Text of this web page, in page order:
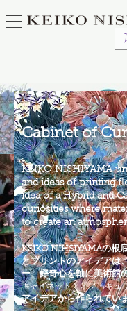
Cabinet of
KEIKO NISHIYAMA
and ideas of printing
idea of a Hybrid and
curiosities where
to create an
KEIKO NIHSIYAMAの根
とプリントのアイデアは
ー、好奇心を軸に美術館
キャビネット・オブ・キュ
アイデアから作られてい